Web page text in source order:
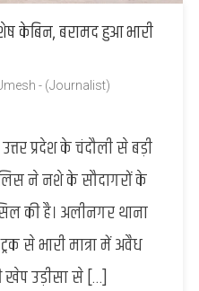
केबिन, बरामद हुआ भारी
- (Journalist)
प्रदेश के चंदौली से बड़ी
ने नशे के सौदागरों के
की है। अलीनगर थाना
से भारी मात्रा में अवैध
खेप उड़ीसा से […]